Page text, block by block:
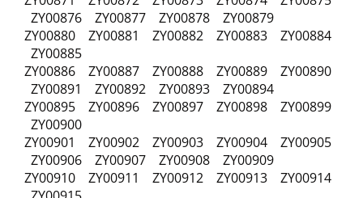
ZY00876 ZY00877 ZY00878 ZY00879
ZY00880 ZY00881 ZY00882 ZY00883 ZY00884
ZY00885
ZY00886 ZY00887 ZY00888 ZY00889 ZY00890
ZY00891 ZY00892 ZY00893 ZY00894
ZY00895 ZY00896 ZY00897 ZY00898 ZY00899
ZY00900
ZY00901 ZY00902 ZY00903 ZY00904 ZY00905
ZY00906 ZY00907 ZY00908 ZY00909
ZY00910 ZY00911 ZY00912 ZY00913 ZY00914